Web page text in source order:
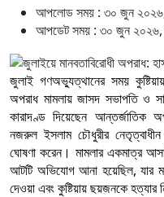
আপলোড সময় : ৩০ জুন
আপডেট সময় : ৩০ জুন
জুলাই গণঅভ্যুত্থানের সময়
অপরাধ মামলায় জাসদ সভাপতি ও
কারাদণ্ড দিয়েছেন আন্তর্জাতিক
নজরুল ইসলাম চৌধুরীর
ঘোষণা করেন। মামলার একমাত্র
আটটি অভিযোগ আনা হয়েছিল, যার
দেওয়া এবং কুষ্টিয়ায় ছয়জনকে